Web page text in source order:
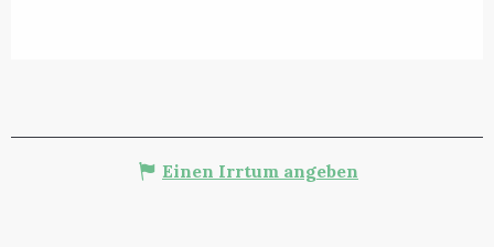
Einen Irrtum angeben